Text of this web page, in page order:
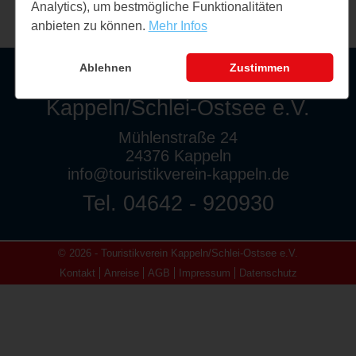
Touristikverein
Kappeln/Schlei-Ostsee e.V.
Mühlenstraße 24
24376 Kappeln
info@touristikverein-kappeln.de
Tel. 04642 - 920930
© 2026 - Touristikverein Kappeln/Schlei-Ostsee e.V.
Kontakt
Anreise AGB Impressum Datenschutz
Analytics), um bestmögliche Funktionalitäten
anbieten zu können. Mehr Infos
Ablehnen Zustimmen